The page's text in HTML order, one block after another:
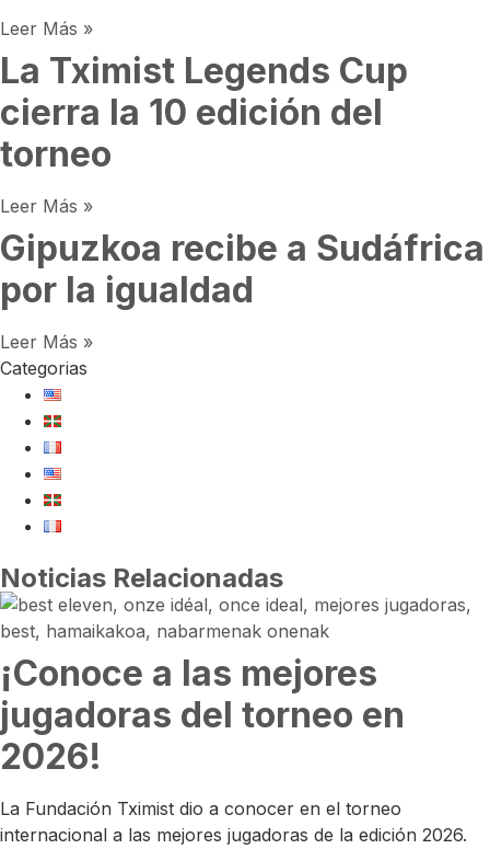
Leer Más »
La Tximist Legends Cup
cierra la 10 edición del
torneo
Leer Más »
Gipuzkoa recibe a Sudáfrica
por la igualdad
Leer Más »
Categorias
Noticias Relacionadas
¡Conoce a las mejores
jugadoras del torneo en
2026!
La Fundación Tximist dio a conocer en el torneo
internacional a las mejores jugadoras de la edición 2026.